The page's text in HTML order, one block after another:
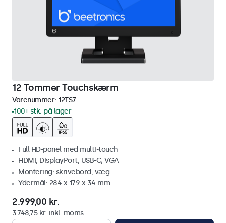
12 Tommer Touchskærm
Varenummer: 12TS7
100+ stk. på lager
Full HD-panel med multi-touch
HDMI, DisplayPort, USB-C, VGA
Montering: skrivebord, væg
Ydermål: 284 x 179 x 34 mm
2.999,00 kr.
3.748,75 kr. inkl. moms